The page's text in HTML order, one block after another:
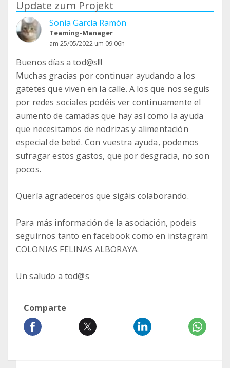
Update zum Projekt
Sonia García Ramón
Teaming-Manager
am 25/05/2022 um 09:06h
Buenos días a tod@s!!!
Muchas gracias por continuar ayudando a los
gatetes que viven en la calle. A los que nos seguís
por redes sociales podéis ver continuamente el
aumento de camadas que hay así como la ayuda
que necesitamos de nodrizas y alimentación
especial de bebé. Con vuestra ayuda, podemos
sufragar estos gastos, que por desgracia, no son
pocos.
Quería agradeceros que sigáis colaborando.
Para más información de la asociación, podeis
seguirnos tanto en facebook como en instagram
COLONIAS FELINAS ALBORAYA.
Un saludo a tod@s
Comparte